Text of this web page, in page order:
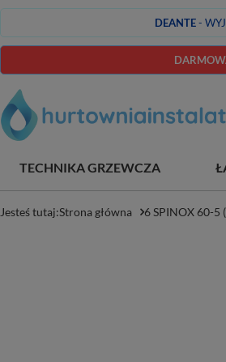
DEANTE-
TECHNIKA GRZEWCZA
Jesteś tutaj:Strona główna 6 SPINOX 60-5